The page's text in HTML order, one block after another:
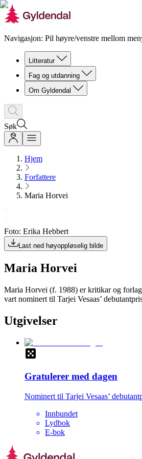
Navigasjon: Pil høyre/venstre mellom
Litteratur
Fag og utdanning
Om Gyldendal
Søk
Hjem
Forfattere
Maria Horvei
Foto: Erika Hebbert
Last ned høyoppløselig bilde
Maria Horvei
Maria Horvei (f. 1988) er kritikar og
vart nominert til Tarjei Vesaas’
Utgivelser
Gratulerer med dagen
Nominert til Tarjei Vesaas’
Innbundet
Lydbok
E-bok